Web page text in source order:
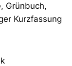
Grünbuch,
Kurzfassung